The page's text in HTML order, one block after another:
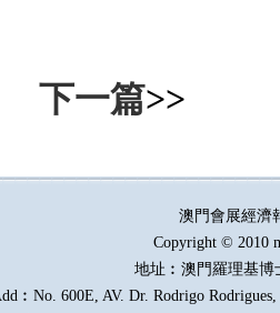
下一篇>>
澳門會展經
Copyright © 2010
地址︰澳門羅理基博
600E, AV. Dr. Rodrigo